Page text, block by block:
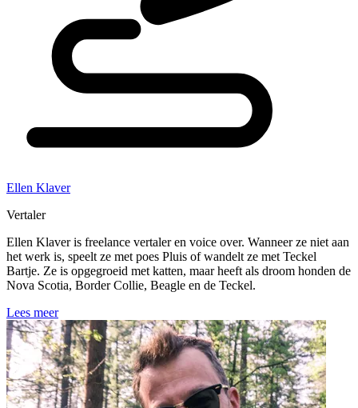
Ellen Klaver
Vertaler
Ellen Klaver is freelance vertaler en voice over. Wanneer ze niet aan
het werk is, speelt ze met poes Pluis of wandelt ze met Teckel
Bartje. Ze is opgegroeid met katten, maar heeft als droom honden de
Nova Scotia, Border Collie, Beagle en de Teckel.
Lees meer